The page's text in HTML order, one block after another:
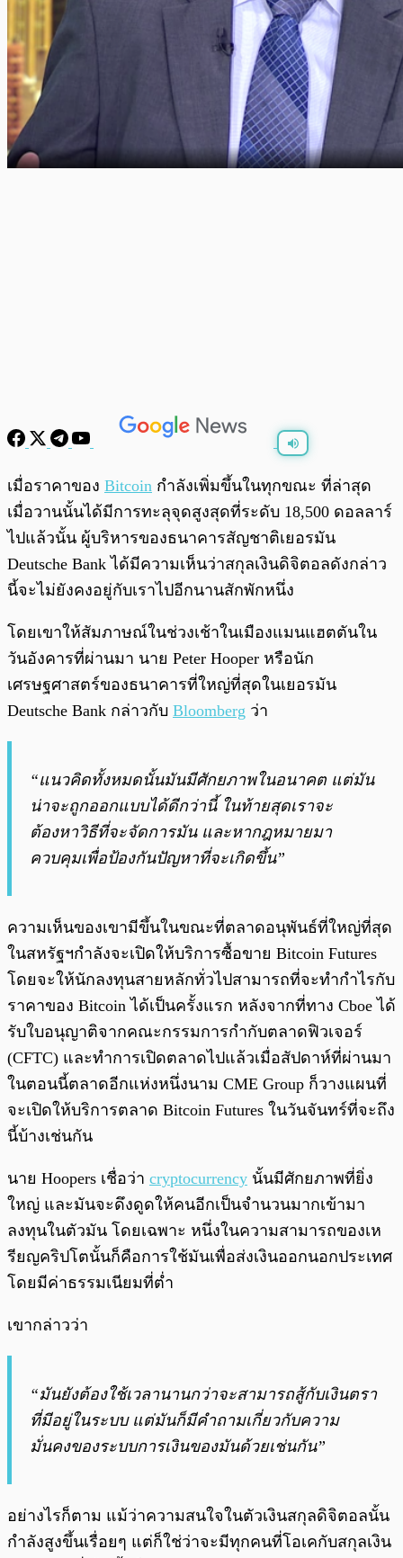
0:00/
เมื่อราคาของ Bitcoin กำลังเพิ่มขึ้นในทุกขณะ ที่ล่าสุด
เมื่อวานนั้นได้มีการทะลุจุดสูงสุดที่ระดับ 18,500 ดอลลาร์
ไปแล้วนั้น ผู้บริหารของธนาคารสัญชาติเยอรมัน
Deutsche Bank ได้มีความเห็นว่าสกุลเงินดิจิตอลดังกล่าว
นี้จะไม่ยังคงอยู่กับเราไปอีกนานสักพักหนึ่ง
โดยเขาให้สัมภาษณ์ในช่วงเช้าในเมืองแมนแฮตตันใน
วันอังคารที่ผ่านมา นาย Peter Hooper หรือนัก
เศรษฐศาสตร์ของธนาคารที่ใหญ่ที่สุดในเยอรมัน
Deutsche Bank กล่าวกับ Bloomberg ว่า
“แนวคิดทั้งหมดนั้นมันมีศักยภาพในอนาคต แต่มัน
น่าจะถูกออกแบบได้ดีกว่านี้ ในท้ายสุดเราจะ
ต้องหาวิธีที่จะจัดการมัน และหากฎหมายมา
ควบคุมเพื่อป้องกันปัญหาที่จะเกิดขึ้น”
ความเห็นของเขามีขึ้นในขณะที่ตลาดอนุพันธ์ที่ใหญ่ที่สุด
ในสหรัฐฯกำลังจะเปิดให้บริการซื้อขาย Bitcoin Futures
โดยจะให้นักลงทุนสายหลักทั่วไปสามารถที่จะทำกำไรกับ
ราคาของ Bitcoin ได้เป็นครั้งแรก หลังจากที่ทาง Cboe ได้
รับใบอนุญาติจากคณะกรรมการกำกับตลาดฟิวเจอร์
(CFTC) และทำการเปิดตลาดไปแล้วเมื่อสัปดาห์ที่ผ่านมา
ในตอนนี้ตลาดอีกแห่งหนึ่งนาม CME Group ก็วางแผนที่
จะเปิดให้บริการตลาด Bitcoin Futures ในวันจันทร์ที่จะถึง
นี้บ้างเช่นกัน
นาย Hoopers เชื่อว่า cryptocurrency นั้นมีศักยภาพที่ยิ่ง
ใหญ่ และมันจะดึงดูดให้คนอีกเป็นจำนวนมากเข้ามา
ลงทุนในตัวมัน โดยเฉพาะ หนึ่งในความสามารถของเห
รียญคริปโตนั้นก็คือการใช้มันเพื่อส่งเงินออกนอกประเทศ
โดยมีค่าธรรมเนียมที่ต่ำ
เขากล่าวว่า
“มันยังต้องใช้เวลานานกว่าจะสามารถสู้กับเงินตรา
ที่มีอยู่ในระบบ แต่มันก็มีคำถามเกี่ยวกับความ
มั่นคงของระบบการเงินของมันด้วยเช่นกัน”
อย่างไรก็ตาม แม้ว่าความสนใจในตัวเงินสกุลดิจิตอลนั้น
กำลังสูงขึ้นเรื่อยๆ แต่ก็ใช่ว่าจะมีทุกคนที่โอเคกับสกุลเงิน